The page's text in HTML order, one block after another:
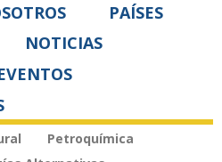
PAÍSES
NOTICIAS
Petroquímica